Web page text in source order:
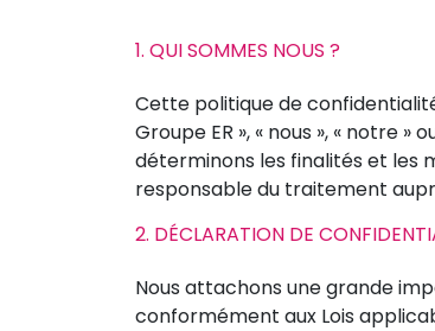
1. QUI SOMMES NOUS ?
Cette politique de
Groupe ER », « nous », « notre
déterminons les finalités et les
responsable du traitement
2. DÉCLARATION DE
Nous attachons une grande
conformément aux Lois